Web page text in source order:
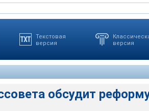
Текстовая
версия
версия
обсудит
президиума Госсовета, заседание
естественных монополий с